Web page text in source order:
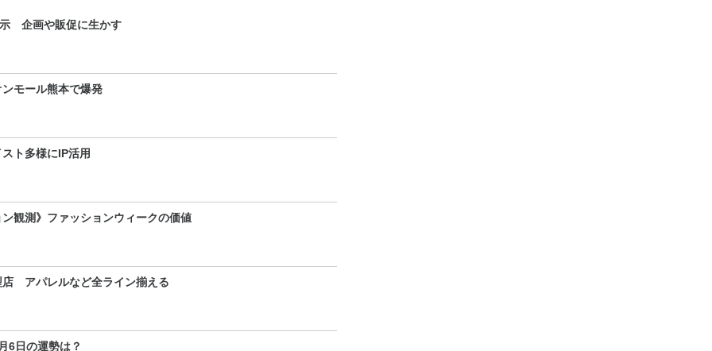
企画や販促に生かす
モール熊本で爆発
ト多様にIP活用
観測》ファッションウィークの価値
店 アパレルなど全ライン揃える
6日の運勢は？